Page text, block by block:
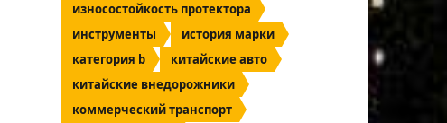
износостойкость протектора
инструменты
история марки
категория b
китайские авто
китайские внедорожники
коммерческий транспорт